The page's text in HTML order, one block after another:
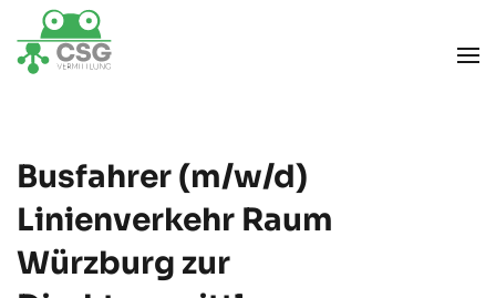
Zum Hauptinhalt springen
Busfahrer (m/w/d)
Linienverkehr Raum
Würzburg zur